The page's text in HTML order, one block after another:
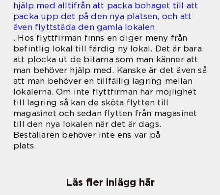
hjälp med alltifrån att packa bohaget till att
packa upp det på den nya platsen, och att
även flyttstäda den gamla lokalen
. Hos flyttfirman finns en diger meny från
befintlig lokal till färdig ny lokal. Det är bara
att plocka ut de bitarna som man känner att
man behöver hjälp med. Kanske är det även så
att man behöver en tillfällig lagring mellan
lokalerna. Om inte flyttfirman har möjlighet
till lagring så kan de sköta flytten till
magasinet och sedan flytten från magasinet
till den nya lokalen när det är dags.
Beställaren behöver inte ens var på
plats.
Läs fler inlägg här